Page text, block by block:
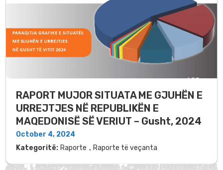
RAPORT MUJOR SITUATA ME GJUHËN E
URREJTJES NË REPUBLIKËN E
MAQEDONISË SË VERIUT – Gusht, 2024
October 4, 2024
Kategoritë: Raporte , Raporte të veçanta